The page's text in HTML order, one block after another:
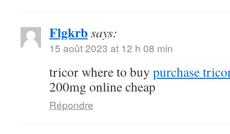
Flgkrbsays:
15 août 2023 at 12 h 08 min
tricor where to buy purchase
200mg online cheap
Répondre